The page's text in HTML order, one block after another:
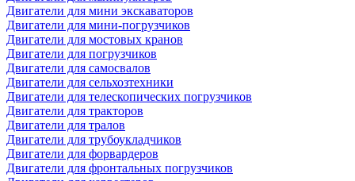
Двигатели для мини экскаваторов
Двигатели для мини-погрузчиков
Двигатели для мостовых кранов
Двигатели для погрузчиков
Двигатели для самосвалов
Двигатели для сельхозтехники
Двигатели для телескопических погрузчиков
Двигатели для тракторов
Двигатели для тралов
Двигатели для трубоукладчиков
Двигатели для форвардеров
Двигатели для фронтальных погрузчиков